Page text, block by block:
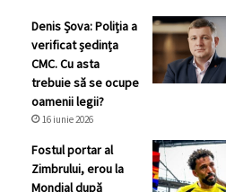
Denis Șova: Poliția a
verificat ședința
CMC. Cu asta
trebuie să se ocupe
oamenii legii?
16 iunie 2026
Fostul portar al
Zimbrului, erou la
Mondial după